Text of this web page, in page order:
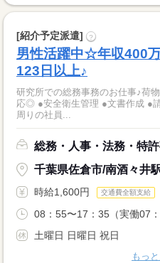
[紹介予定派遣] ?
男性活躍中☆年収400
123日以上♪
研究所での総務事務のお仕事♪荷
応◎ ●安全衛生管理 ●文書作成 ●
周りの社員...
総務・人事・法務・特
千葉県佐倉市/南酒々井
時給1,600円 交通費全額支給
08：55〜17：35（実働07
土曜日 日曜日 祝日
もっ